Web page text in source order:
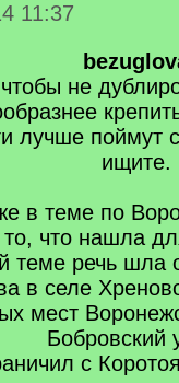
11:37
не
лучше поймут
ищите.
в теме по
что нашла
теме речь шла
в селе
мест
Бобровский
с